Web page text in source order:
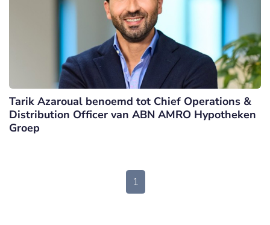
Tarik Azaroual benoemd tot Chief Operations &
Distribution Officer van ABN AMRO Hypotheken
Groep
1